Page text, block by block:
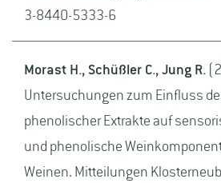
3-8440-5333-6
Morast H., Schüßler C., Jung R.
Untersuchungen zum Einfluss
phenolischer Extrakte auf
und phenolische
Weinen. Mitteilungen